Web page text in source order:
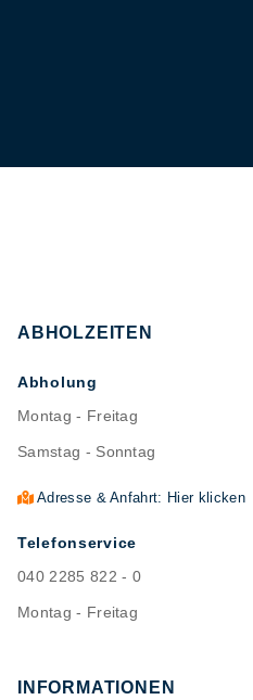
ABHOLZEITEN
Abholung
Montag - Freitag
Samstag - Sonntag
Adresse & Anfahrt: Hier klicken
Telefonservice
040 2285 822 - 0
Montag - Freitag
INFORMATIONEN